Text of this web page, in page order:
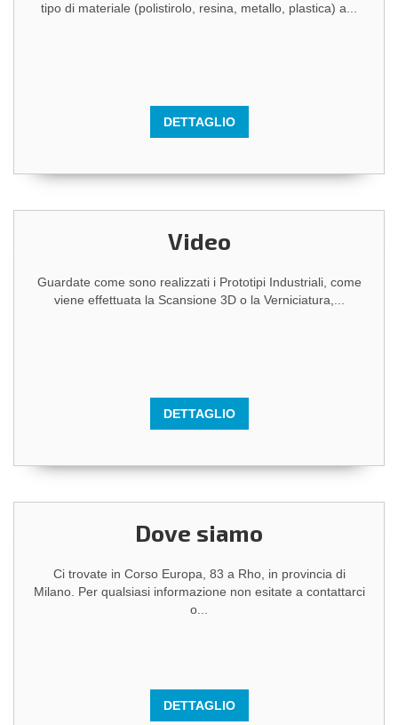
tipo di materiale (polistirolo, resina, metallo, plastica) a...
DETTAGLIO
Video
Guardate come sono realizzati i Prototipi Industriali, come
viene effettuata la Scansione 3D o la Verniciatura,...
DETTAGLIO
Dove siamo
Ci trovate in Corso Europa, 83 a Rho, in provincia di
Milano. Per qualsiasi informazione non esitate a contattarci
o...
DETTAGLIO